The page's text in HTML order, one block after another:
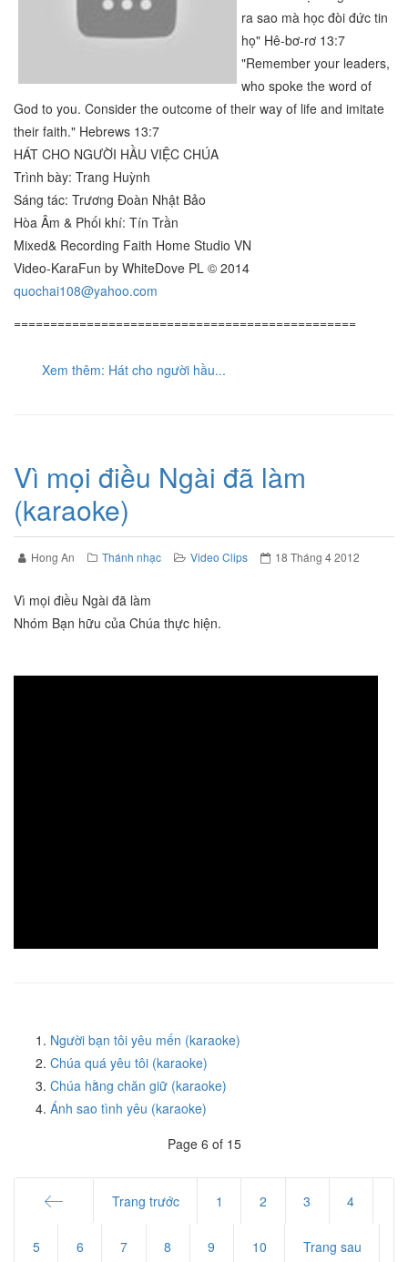
ra sao mà học đòi đức tin
họ" Hê-bơ-rơ 13:7
"Remember your leaders,
who spoke the word of
God to you. Consider the outcome of their way of life and imitate
their faith." Hebrews 13:7
HÁT CHO NGƯỜI HẦU VIỆC CHÚA
Trình bày: Trang Huỳnh
Sáng tác: Trương Đoàn Nhật Bảo
Hòa Âm & Phối khí: Tín Trần
Mixed& Recording Faith Home Studio VN
Video-KaraFun by WhiteDove PL © 2014
quochai108@yahoo.com
===============================================
Xem thêm: Hát cho người hầu...
Vì mọi điều Ngài đã làm
(karaoke)
Hong An Thánh nhạc Video Clips 18 Tháng 4 2012
Vì mọi điều Ngài đã làm
Nhóm Bạn hữu của Chúa thực hiện.
Người bạn tôi yêu mến (karaoke)
Chúa quá yêu tôi (karaoke)
Chúa hằng chăn giữ (karaoke)
Ánh sao tình yêu (karaoke)
Page 6 of 15
Trang trước 1 2 3 4
5 6 7 8 9 10 Trang sau